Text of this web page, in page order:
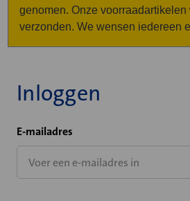
genomen. Onze
verzonden. We wensen iedereen
Inloggen
E-mailadres